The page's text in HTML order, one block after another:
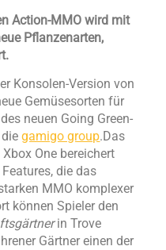
Action-MMO wird mit
Pflanzenarten,
Konsolen-Version von
Gemüsesorten für
neuen Going Green-
diegamigo group.Das
One bereichert
die das
MMO komplexer
können Spieler den
in Trove
Gärtner einen der